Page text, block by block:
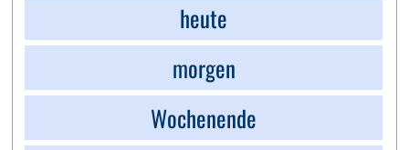
heute
morgen
Wochenende